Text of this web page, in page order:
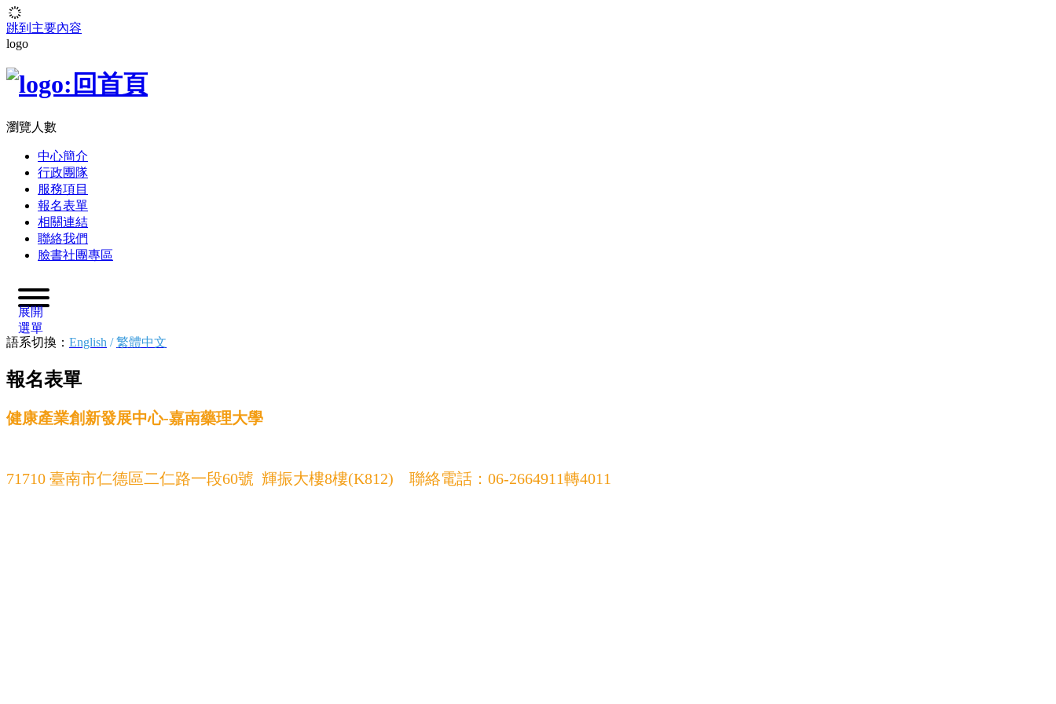
跳到主要內容
logo
瀏覽人數
中心簡介
行政團隊
服務項目
報名表單
相關連結
聯絡我們
臉書社團專區
展開
選單
語系切換： English /繁體中文
報名表單
健康產業創新發展中心-嘉南藥理大學
71710 臺南市仁德區二仁路一段60號 輝振大樓8樓(K812) 聯絡電話：06-2664911轉4011